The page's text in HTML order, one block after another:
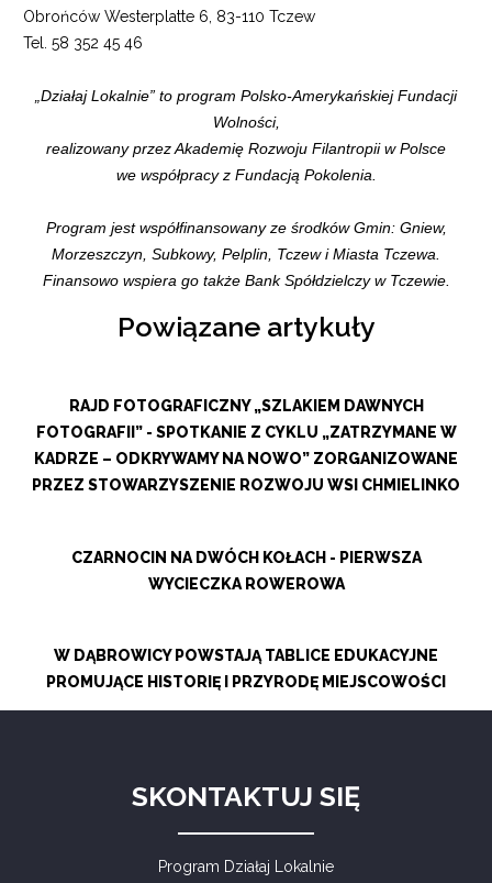
Obrońców Westerplatte 6, 83-110 Tczew
Tel. 58 352 45 46
„Działaj Lokalnie” to program Polsko-Amerykańskiej Fundacji
Wolności,
realizowany przez Akademię Rozwoju Filantropii w Polsce
we współpracy z Fundacją Pokolenia.
Program jest współfinansowany ze środków Gmin: Gniew,
Morzeszczyn, Subkowy, Pelplin, Tczew i Miasta Tczewa.
Finansowo wspiera go także Bank Spółdzielczy w Tczewie.
Powiązane artykuły
RAJD FOTOGRAFICZNY „SZLAKIEM DAWNYCH
FOTOGRAFII” - SPOTKANIE Z CYKLU „ZATRZYMANE W
KADRZE – ODKRYWAMY NA NOWO” ZORGANIZOWANE
PRZEZ STOWARZYSZENIE ROZWOJU WSI CHMIELINKO
CZARNOCIN NA DWÓCH KOŁACH - PIERWSZA
WYCIECZKA ROWEROWA
W DĄBROWICY POWSTAJĄ TABLICE EDUKACYJNE
PROMUJĄCE HISTORIĘ I PRZYRODĘ MIEJSCOWOŚCI
SKONTAKTUJ SIĘ
Program Działaj Lokalnie